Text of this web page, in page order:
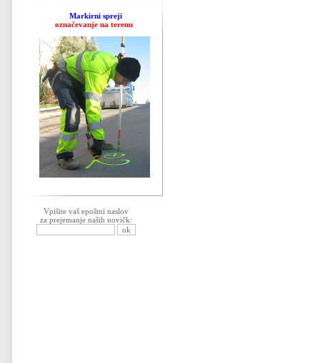
Markirni spreji
označevanje na terenu
Vpišite vaš epoštni naslov
za prejemanje naših novičk: